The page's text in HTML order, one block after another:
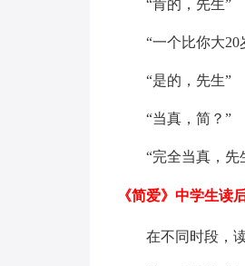
“肯的，先生”
“一个比你大
“是的，先生”
“当真，简？”
“完全当真，先
《简爱》中学生读
在不同时段，